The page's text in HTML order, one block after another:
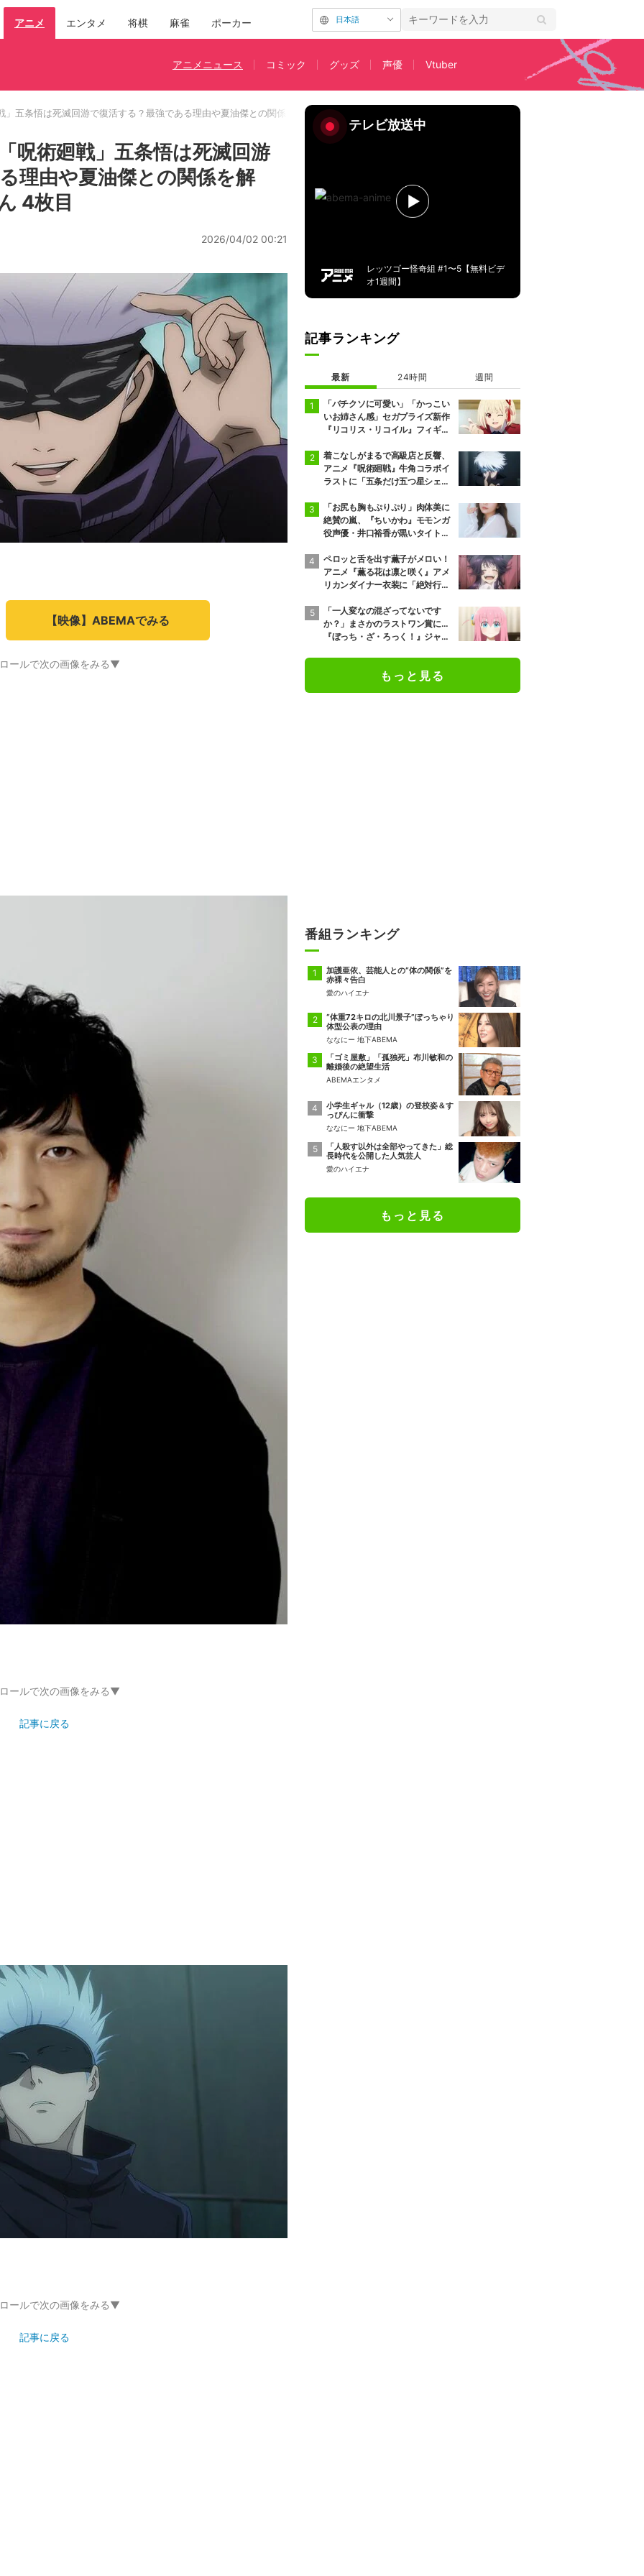
アニメ エンタメ 将棋 麻雀 ポーカー 日本語
アニメニュース コミック グッズ 声優 Vtuber
」五条悟は死滅回游で復活する？最強である理由や夏油傑との関係を解説、声優は中村悠一さん
呪術廻戦」五条悟は死滅回游
理由や夏油傑との関係を解
4枚目
2026/04/02 00:21
【映像】ABEMAでみる
ールで次の画像をみる▼
ールで次の画像をみる▼
記事に戻る
ールで次の画像をみる▼
記事に戻る
テレビ放送中
レッツゴー怪奇組 #1〜5【無料ビデ
オ1週間】
記事ランキング
最新 24時間 週間
「バチクソに可愛い」「かっこい
いお姉さん感」セガプライズ新作
『リコリス・リコイル』フィギュ
着こなしがまるで高級店と反響、
アニメ『呪術廻戦』牛角コラボイ
ラストに「五条だけ五つ星シェ
「お尻も胸もぷりぷり」肉体美に
絶賛の嵐、『ちいかわ』モモンガ
役声優・井口裕香が黒いタイトウ
ペロッと舌を出す薫子がメロい！
アニメ『薫る花は凛と咲く』アメ
リカンダイナー衣装に「絶対行き
「一人変なの混ざってないです
か？」まさかのラストワン賞に…
『ぼっち・ざ・ろっく！』ジャー
もっと見る
番組ランキング
加護亜依、芸能人との“体の関係”を
赤裸々告白
愛のハイエナ
“体重72キロの北川景子”ぽっちゃり
体型公表の理由
ななにー 地下ABEMA
「ゴミ屋敷」「孤独死」布川敏和の
離婚後の絶望生活
ABEMAエンタメ
小学生ギャル（12歳）の登校姿＆す
っぴんに衝撃
ななにー 地下ABEMA
「人殺す以外は全部やってきた」総
長時代を公開した人気芸人
愛のハイエナ
もっと見る